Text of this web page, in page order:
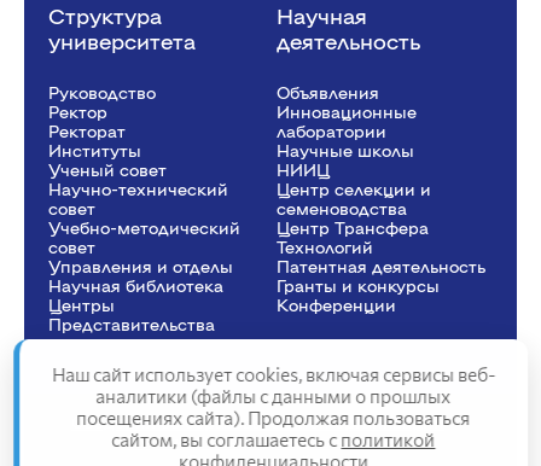
Структура
университета
Руководство
Ректор
Рeкторат
Институты
Ученый совет
Научно-технический
совет
Учебно-методический
совет
Управления и отделы
Научная библиотека
Центры
Представительства
Научная
деятельность
Объявления
Инновационные
лаборатории
Научные школы
НИИЦ
Центр селекции и
семеноводства
Центр Трансфера
Технологий
Патентная деятельность
Гранты и конкурсы
Конференции
Сведения об образовательной организации
Политика конфиденциальности
Структура сайта
Наш сайт использует cookies, включая сервисы веб-
аналитики (файлы с данными о прошлых
посещениях сайта). Продолжая пользоваться
сайтом, вы соглашаетесь с политикой
конфиденциальности